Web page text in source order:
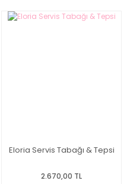
Eloria Servis Tabağı & Tepsi
2.670,00 TL